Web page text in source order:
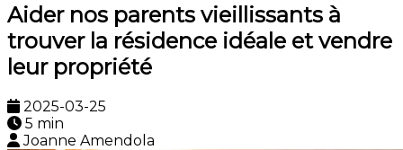
Aider nos parents vieillissants à
trouver la résidence idéale et vendre
leur propriété
2025-03-25
5 min
Joanne Amendola